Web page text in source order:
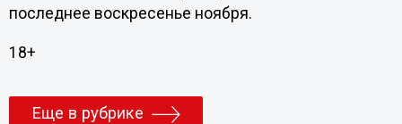
последнее воскресенье ноября.
18+
Еще в рубрике